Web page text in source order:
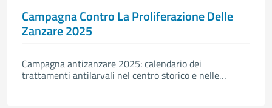
Campagna Contro La Proliferazione Delle
Zanzare 2025
Campagna antizanzare 2025: calendario dei
trattamenti antilarvali nel centro storico e nelle